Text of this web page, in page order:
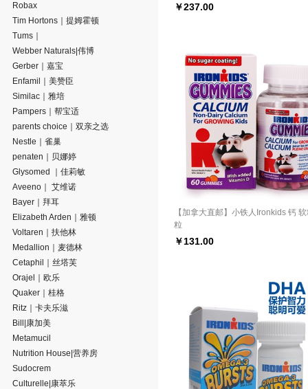
￥237.00
【加拿大直邮】小铁人Ironkids 钙
粒
￥131.00
Robax
Tim Hortons｜提姆霍顿
Tums｜
Webber Naturals|伟博
Gerber｜嘉宝
Enfamil｜美赞臣
Similac｜雅培
Pampers｜帮宝适
parents choice｜双亲之选
Nestle｜雀巢
penaten｜贝娜婷
Glysomed ｜佳莉敏
Aveeno｜ 艾维诺
Bayer｜拜耳
Elizabeth Arden｜雅顿
Voltaren｜扶他林
Medallion｜麦德林
Cetaphil｜丝塔芙
Orajel｜欧乐
Quaker｜桂格
Ritz｜卡夫乐滋
Bill|康加美
Metamucil
Nutrition House|营养房
Sudocrem
Culturelle|康萃乐